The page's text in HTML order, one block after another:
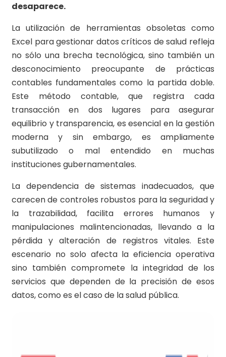
desaparece.
La utilización de herramientas obsoletas como
Excel para gestionar datos críticos de salud refleja
no sólo una brecha tecnológica, sino también un
desconocimiento preocupante de prácticas
contables fundamentales como la partida doble.
Este método contable, que registra cada
transacción en dos lugares para asegurar
equilibrio y transparencia, es esencial en la gestión
moderna y sin embargo, es ampliamente
subutilizado o mal entendido en muchas
instituciones gubernamentales.
La dependencia de sistemas inadecuados, que
carecen de controles robustos para la seguridad y
la trazabilidad, facilita errores humanos y
manipulaciones malintencionadas, llevando a la
pérdida y alteración de registros vitales. Este
escenario no solo afecta la eficiencia operativa
sino también compromete la integridad de los
servicios que dependen de la precisión de esos
datos, como es el caso de la salud pública.